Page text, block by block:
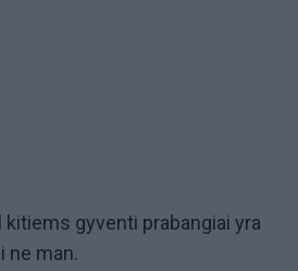
kitiems gyventi prabangiai yra
ne man.